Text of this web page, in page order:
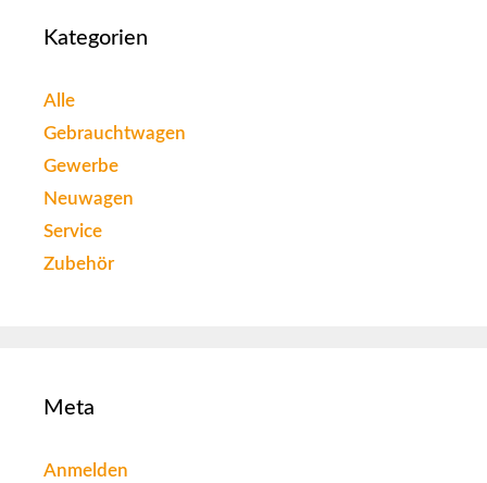
Kategorien
Alle
Gebrauchtwagen
Gewerbe
Neuwagen
Service
Zubehör
Meta
Anmelden